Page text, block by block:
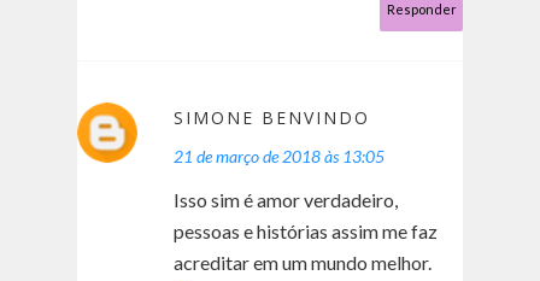
Responder
SIMONE BENVINDO
21 de março de 2018 às 13:05
Isso sim é amor verdadeiro,
pessoas e histórias assim me faz
acreditar em um mundo melhor.